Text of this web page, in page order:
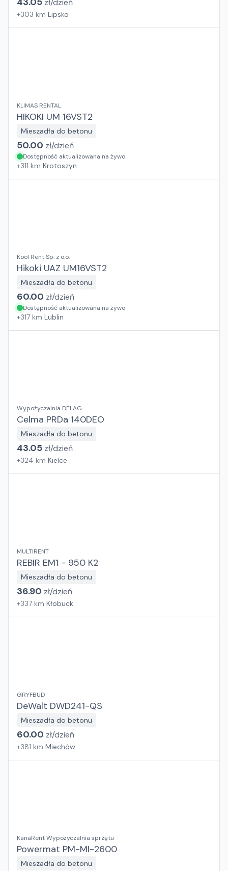
zł/dzień
+303 km Lipsko
KLIMAS RENTAL
HIKOKI UM 16VST2
Mieszadła do betonu
50.00 zł/dzień
Dostępność aktualizowana na żywo
+311 km Krotoszyn
Kool Rent Sp. z o.o.
Hikoki UAZ UM16VST2
Mieszadła do betonu
60.00 zł/dzień
Dostępność aktualizowana na żywo
+317 km Lublin
Wypożyczalnia DELAG
Celma PRDa 140DEO
Mieszadła do betonu
43.05 zł/dzień
+324 km Kielce
MULTIRENT
REBIR EM1 - 950 K2
Mieszadła do betonu
36.90 zł/dzień
+337 km Kłobuck
GRYFBUD
DeWalt DWD241-QS
Mieszadła do betonu
60.00 zł/dzień
+381 km Miechów
KanaRent Wypożyczalnia sprzętu
Powermat PM-MI-2600
Mieszadła do betonu